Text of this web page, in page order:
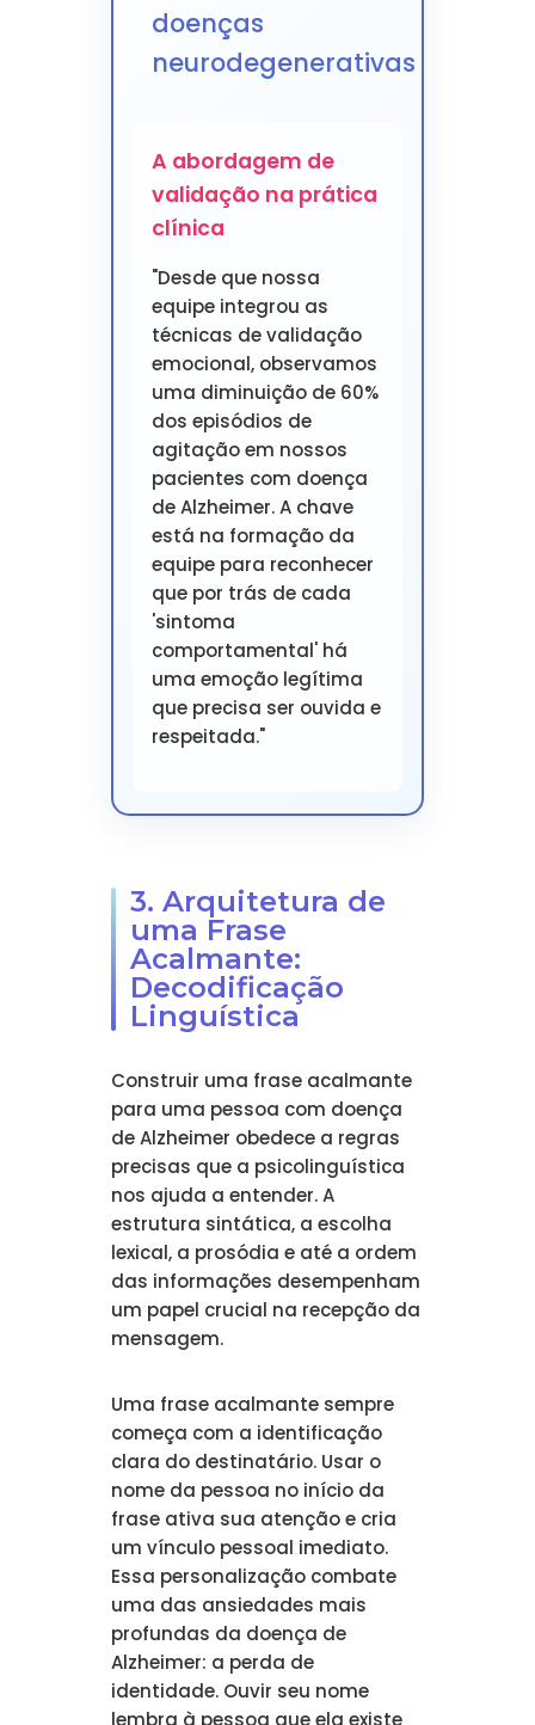
doenças
neurodegenerativas
A abordagem de
validação na prática
clínica
"Desde que nossa
equipe integrou as
técnicas de validação
emocional, observamos
uma diminuição de 60%
dos episódios de
agitação em nossos
pacientes com doença
de Alzheimer. A chave
está na formação da
equipe para reconhecer
que por trás de cada
'sintoma
comportamental' há
uma emoção legítima
que precisa ser ouvida e
respeitada."
3. Arquitetura de
uma Frase
Acalmante:
Decodificação
Linguística
Construir uma frase acalmante
para uma pessoa com doença
de Alzheimer obedece a regras
precisas que a psicolinguística
nos ajuda a entender. A
estrutura sintática, a escolha
lexical, a prosódia e até a ordem
das informações desempenham
um papel crucial na recepção da
mensagem.
Uma frase acalmante sempre
começa com a identificação
clara do destinatário. Usar o
nome da pessoa no início da
frase ativa sua atenção e cria
um vínculo pessoal imediato.
Essa personalização combate
uma das ansiedades mais
profundas da doença de
Alzheimer: a perda de
identidade. Ouvir seu nome
lembra à pessoa que ela existe